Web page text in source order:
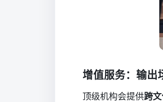
增值服务：输出
顶级机构会提供跨